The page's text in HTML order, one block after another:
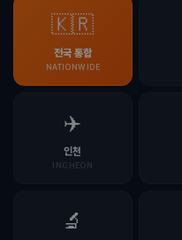
🇰🇷
전국 통합
NATIONWIDE
✈️
인천
INCHEON
🔬